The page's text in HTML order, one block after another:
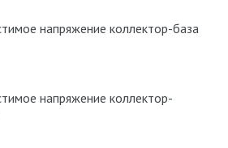
напряжение коллектор-база
напряжение коллектор-